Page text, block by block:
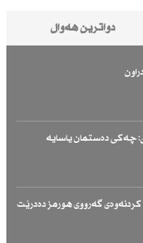
دواترین هەواڵ
چەكی دەستمان یاسایە
گەرووی هورمز دەدرێت